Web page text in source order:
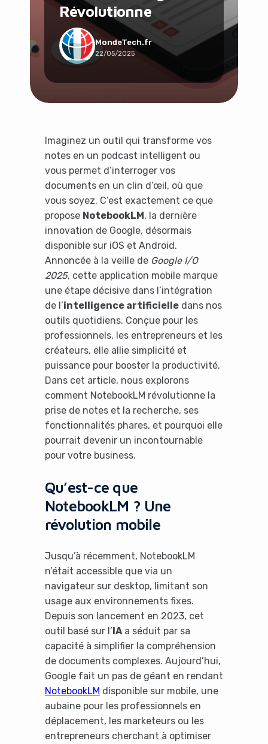
Révolutionne
MondeTech.fr
22/05/2025
Imaginez un outil qui transforme vos
notes en un podcast intelligent ou
vous permet d’interroger vos
documents en un clin d’œil, où que
vous soyez. C’est exactement ce que
propose NotebookLM, la dernière
innovation de Google, désormais
disponible sur iOS et Android.
Annoncée à la veille de Google I/O
2025, cette application mobile marque
une étape décisive dans l’intégration
de l’intelligence artificielledans nos
outils quotidiens. Conçue pour les
professionnels, les entrepreneurs et les
créateurs, elle allie simplicité et
puissance pour booster la productivité.
Dans cet article, nous explorons
comment NotebookLM révolutionne la
prise de notes et la recherche, ses
fonctionnalités phares, et pourquoi elle
pourrait devenir un incontournable
pour votre business.
Qu’est-ce que
NotebookLM ? Une
révolution mobile
Jusqu’à récemment, NotebookLM
n’était accessible que via un
navigateur sur desktop, limitant son
usage aux environnements fixes.
Depuis son lancement en 2023, cet
outil basé sur l’IAa séduit par sa
capacité à simplifier la compréhension
de documents complexes. Aujourd’hui,
Google fait un pas de géant en rendant
NotebookLM disponible sur mobile, une
aubaine pour les professionnels en
déplacement, les marketeurs ou les
entrepreneurs cherchant à optimiser
Social & Communauté
Tech & Développement
Travail & Productivité
Voyage